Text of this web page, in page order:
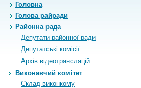
Головна
Голова райради
Районна рада
Депутати районної ради
Депутатські комісії
Архiв вiдеотрансляцiй
Виконавчий комітет
Склад виконкому